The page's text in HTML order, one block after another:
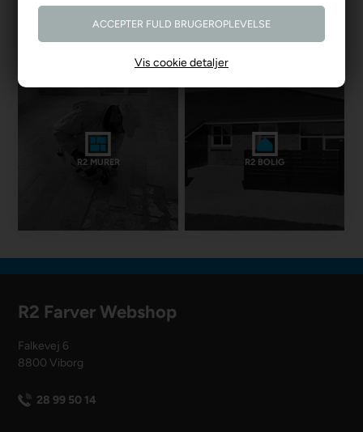
Vis cookie detaljer
R2 MURER R2 BOLIG
R2 Farver Webshop
Falkevej 6
8800 Viborg
28 99 50 14